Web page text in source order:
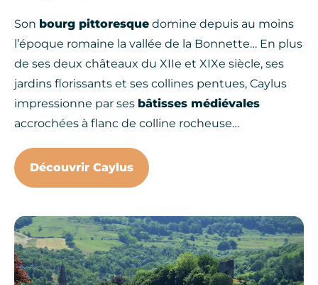
Son bourg pittoresque domine depuis au moins
l’époque romaine la vallée de la Bonnette… En plus
de ses deux châteaux du XIIe et XIXe siècle, ses
jardins florissants et ses collines pentues, Caylus
impressionne par ses bâtisses médiévales
accrochées à flanc de colline rocheuse…
Découvrir Caylus